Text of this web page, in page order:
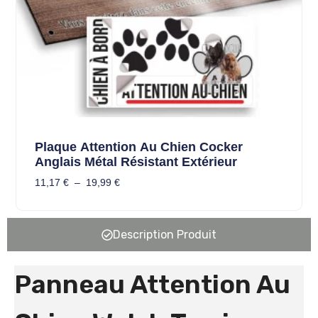
Plaque Attention Au Chien Cocker
Anglais Métal Résistant Extérieur
11,17 € – 19,99 €
Description Produit
Panneau Attention Au